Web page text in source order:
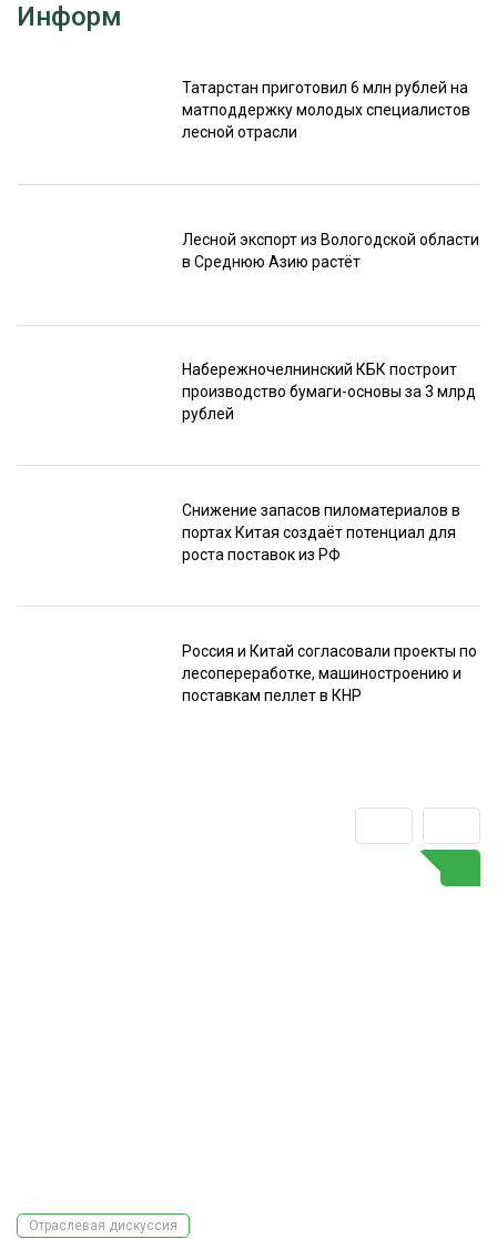
Информ
Татарстан приготовил 6 млн рублей на
матподдержку молодых специалистов
лесной отрасли
Лесной экспорт из Вологодской области
в Среднюю Азию растёт
Набережночелнинский КБК построит
производство бумаги-основы за 3 млрд
рублей
Снижение запасов пиломатериалов в
портах Китая создаёт потенциал для
роста поставок из РФ
Россия и Китай согласовали проекты по
лесопереработке, машиностроению и
поставкам пеллет в КНР
Отраслевая дискуссия